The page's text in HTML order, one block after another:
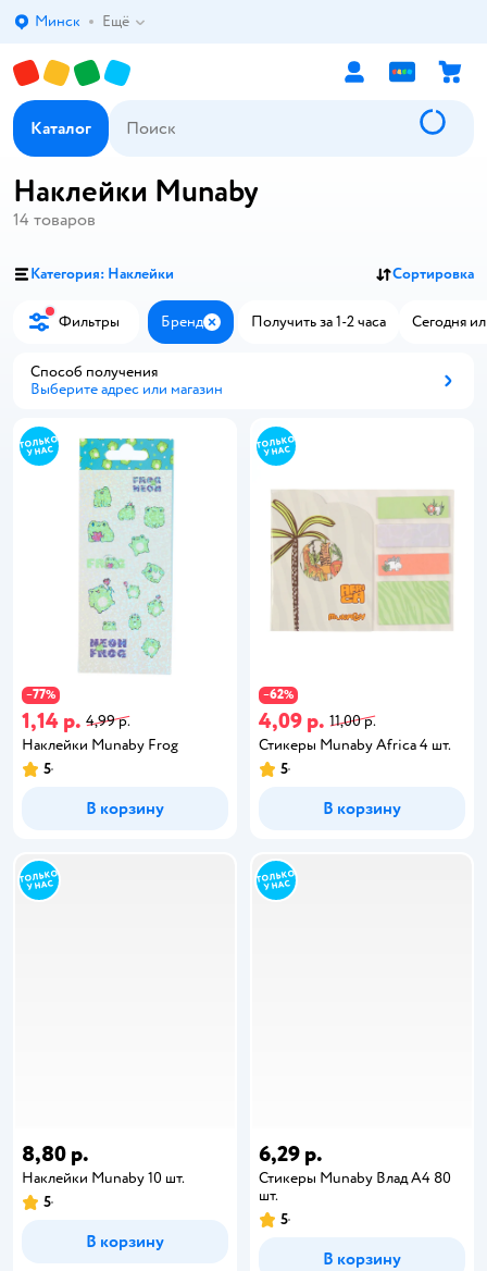
Выбор адреса доставки.
Минск Ещё
Каталог
Наклейки Munaby
14 товаров
Категория: Наклейки Сортировка
Фильтры Бренд ЗакрытьПолучить за 1-2 часа Сегодня
Способ получения
Выберите адрес или магазин
−77%
1,14 р. 4,99 р.
Наклейки Munaby Frog
5
В корзину
−62%
4,09 р. 11,00 р.
Стикеры Munaby Africa 4 шт.
5
В корзину
8,80 р.
Наклейки Munaby 10 шт.
5
В корзину
6,29 р.
Стикеры Munaby Влад А4 80
шт.
5
В корзину